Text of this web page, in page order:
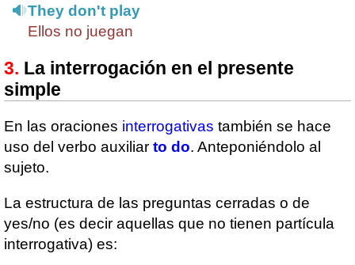
They don't play
Ellos no juegan
La interrogación en el presente
simple
En las oraciones interrogativas también se hace
uso del verbo auxiliar to do. Anteponiéndolo al
sujeto.
La estructura de las preguntas cerradas o de
yes/no (es decir aquellas que no tienen partícula
interrogativa) es: